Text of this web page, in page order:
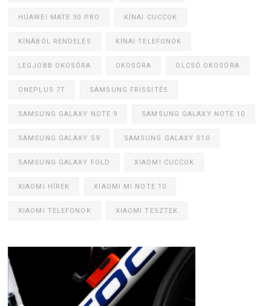
HUAWEI MATE 30 PRO KÍNAI CUCCOK
KÍNÁBÓL RENDELÉS KÍNAI TELEFONOK
LEGJOBB OKOSÓRA OKOSÓRA OLCSÓ OKOSÓRA
ONEPLUS 7T SAMSUNG FRISSÍTÉS
SAMSUNG GALAXY NOTE 9 SAMSUNG GALAXY NOTE 10
SAMSUNG GALAXY S9 SAMSUNG GALAXY S10
SAMSUNG GALAXY FOLD XIAOMI CUCCOK
XIAOMI HÍREK XIAOMI MI NOTE 10
XIAOMI TELEFONOK XIAOMI TESZTEK